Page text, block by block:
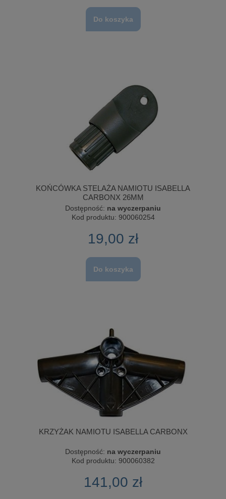
Do koszyka
KOŃCÓWKA STELAŻA NAMIOTU ISABELLA
CARBONX 26MM
Dostępność: na wyczerpaniu
Kod produktu: 900060254
19,00 zł
Do koszyka
KRZYŻAK NAMIOTU ISABELLA CARBONX
Dostępność: na wyczerpaniu
Kod produktu: 900060382
141,00 zł